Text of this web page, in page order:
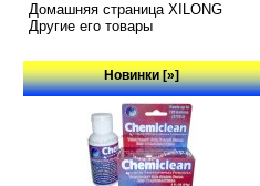
Домашняя страница XILONG
Другие его товары
Новинки [»]